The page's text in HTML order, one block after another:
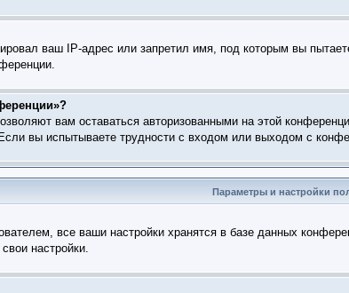
ваш IP-адрес или запретил имя, под которым вы
вам оставаться авторизованными на этой
вы испытываете трудности с входом или выходом с
Параметры и настройки
все ваши настройки хранятся в базе данных
настройки.